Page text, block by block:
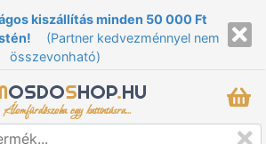
kiszállítás minden 50 000 Ft
(Partner kedvezménnyel nem
összevonható)
OSDOSHOP.HU
Álomfürdőszoba egy kattintásra...